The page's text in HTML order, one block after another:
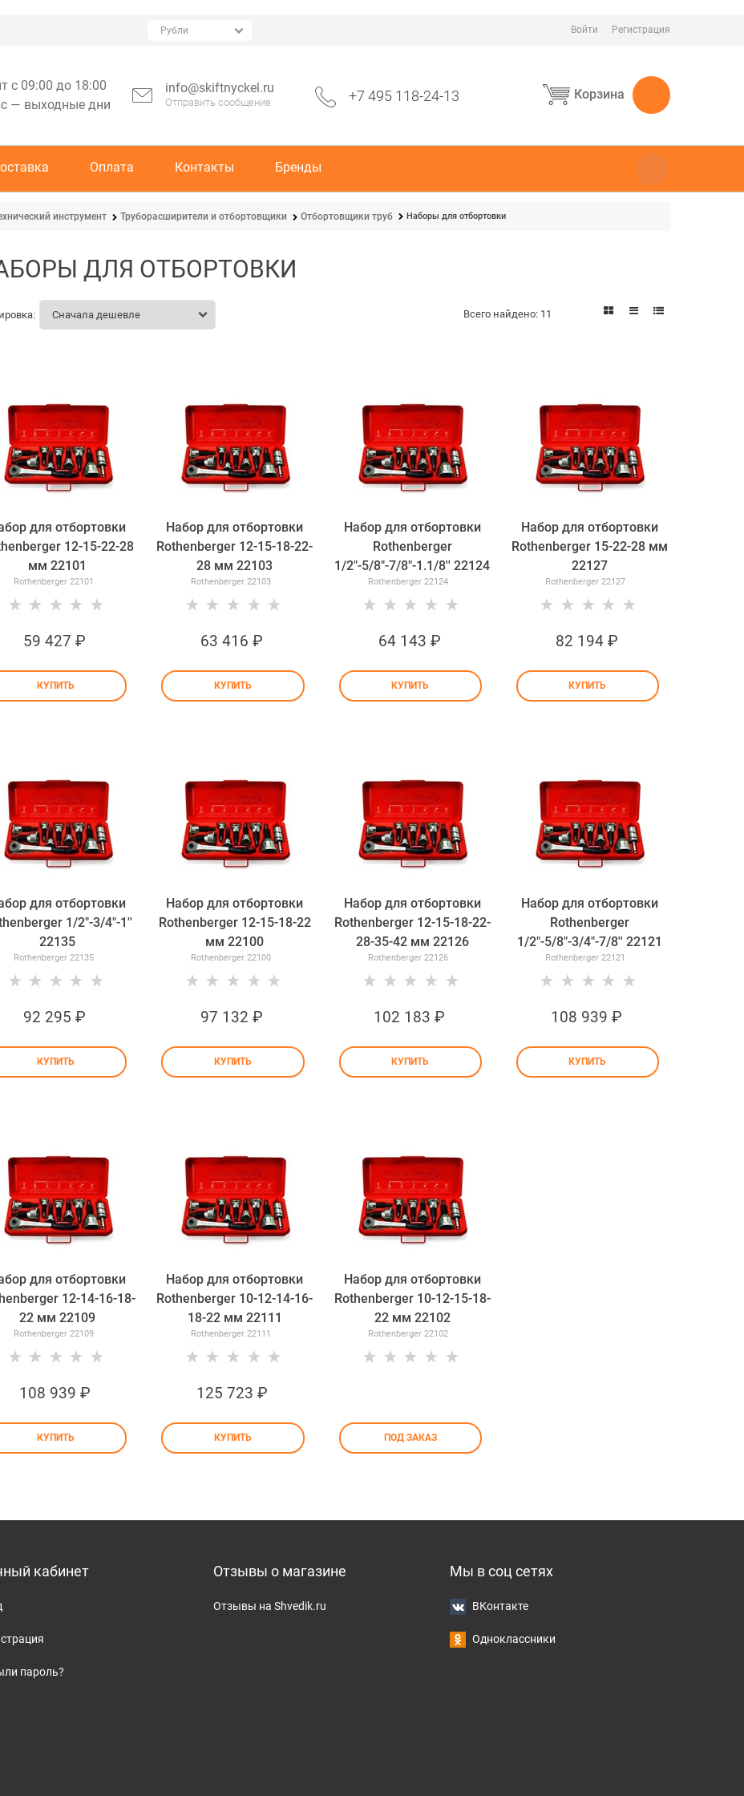
Войти Регистрация
с 09:00 до 18:00
— выходные дни
info@skiftnyckel.ru
Отправить сообщение +7 495 118-24-13 Корзина
Оплата Контакты Бренды
инструмент Труборасширители и отбортовщики Отбортовщики труб Наборы для отбортовки
ДЛЯ ОТБОРТОВКИ
Всего найдено: 11
для отбортовки
12-15-22-28
мм 22101
Rothenberger 22101
59 427 ₽
КУПИТЬ
Набор для отбортовки
Rothenberger 12-15-18-22-
28 мм 22103
Rothenberger 22103
63 416 ₽
КУПИТЬ
Набор для отбортовки
Rothenberger
1/2"-5/8"-7/8"-1.1/8'' 22124
Rothenberger 22124
64 143 ₽
КУПИТЬ
Набор для отбортовки
Rothenberger 15-22-28 мм
22127
Rothenberger 22127
82 194 ₽
КУПИТЬ
для отбортовки
1/2"-3/4"-1''
22135
Rothenberger 22135
92 295 ₽
КУПИТЬ
Набор для отбортовки
Rothenberger 12-15-18-22
мм 22100
Rothenberger 22100
97 132 ₽
КУПИТЬ
Набор для отбортовки
Rothenberger 12-15-18-22-
28-35-42 мм 22126
Rothenberger 22126
102 183 ₽
КУПИТЬ
Набор для отбортовки
Rothenberger
1/2"-5/8"-3/4"-7/8'' 22121
Rothenberger 22121
108 939 ₽
КУПИТЬ
для отбортовки
12-14-16-18-
22 мм 22109
Rothenberger 22109
108 939 ₽
КУПИТЬ
Набор для отбортовки
Rothenberger 10-12-14-16-
18-22 мм 22111
Rothenberger 22111
125 723 ₽
КУПИТЬ
Набор для отбортовки
Rothenberger 10-12-15-18-
22 мм 22102
Rothenberger 22102
ПОД ЗАКАЗ
кабинет
пароль?
Отзывы о магазине
Отзывы на Shvedik.ru
Мы в соц сетях
ВКонтакте
Одноклассники